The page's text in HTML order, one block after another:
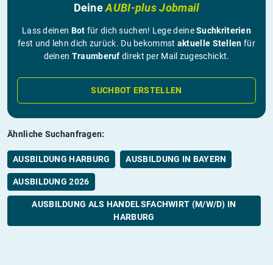
DeineAUBI-plus Jobmail
Lass deinen Bot für dich suchen! Lege deineSuchkriterien
fest und lehn dich zurück. Du bekommst aktuelle Stellen für
deinen Traumberuf direkt per Mail zugeschickt.
SUCHBOT ERSTELLEN
Ähnliche Suchanfragen:
AUSBILDUNG HARBURG AUSBILDUNG IN BAYERN
AUSBILDUNG 2026
AUSBILDUNG ALS HANDELSFACHWIRT (M/W/D) IN
HARBURG